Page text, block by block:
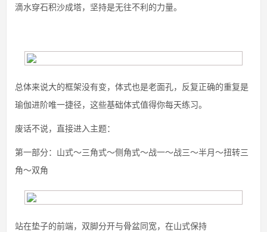
滴水穿石积沙成塔，坚持是无往不利的力量。
总体来说大的框架没有变，体式也是老面孔，反复正确的重复是
瑜伽进阶唯一捷径，这些基础体式值得你每天练习。
废话不说，直接进入主题：
第一部分：山式～三角式～侧角式～战一～战三～半月～扭转三
角～双角
站在垫子的前端，双脚分开与骨盆同宽，在山式保持